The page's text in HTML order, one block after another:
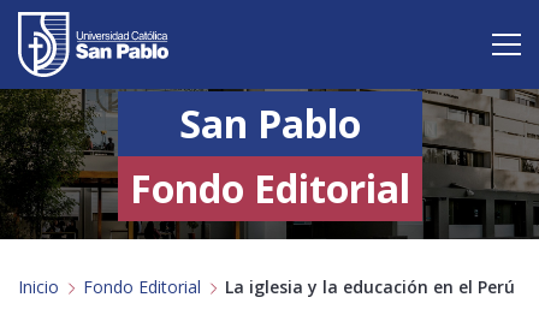
Vive San Pablo
Admisión
Carreras
Postgrado
San Pablo
Fondo Editorial
Inicio Fondo Editorial La iglesia y la educación en el Perú